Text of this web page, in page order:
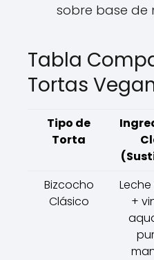
sobre base de
Tabla
Tortas
Tipo de
Torta
Bizcocho
Clásico
+